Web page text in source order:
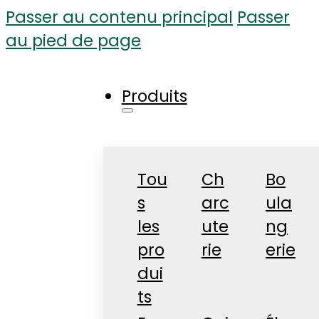
Passer au contenu principal Passer
au pied de page
Produits
Tou
s
les
pro
dui
ts
Ch
arc
ute
rie
Bo
ula
ng
erie